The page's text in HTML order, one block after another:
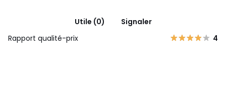
Utile (0)
Signaler
Rapport qualité-prix
4